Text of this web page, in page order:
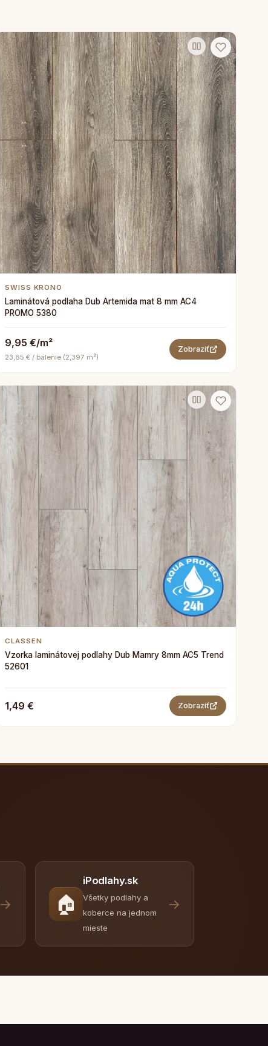
SWISS KRONO
Laminátová podlaha Dub Artemida mat 8 mm AC4
PROMO 5380
9,95 €/m²
23,85 € / balenie (2,397 m²)
Zobraziť
CLASSEN
Vzorka laminátovej podlahy Dub Mamry 8mm AC5 Trend
52601
1,49 € Zobraziť
→ 🏠
iPodlahy.sk
Všetky podlahy a
koberce na jednom
mieste
→